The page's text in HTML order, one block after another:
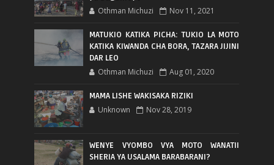
Othman Michuzi Nov 11, 2021
MATUKIO KATIKA PICHA: TUKIO LA MOTO
KATIKA KIWANDA CHA BORA, TAZARA JIJINI
DAR LEO
Othman Michuzi Aug 01, 2020
MAMA LISHE WAKISAKA RIZIKI
Unknown Nov 28, 2019
WENYE VYOMBO VYA MOTO WANATII
SHERIA YA USALAMA BARABARANI?